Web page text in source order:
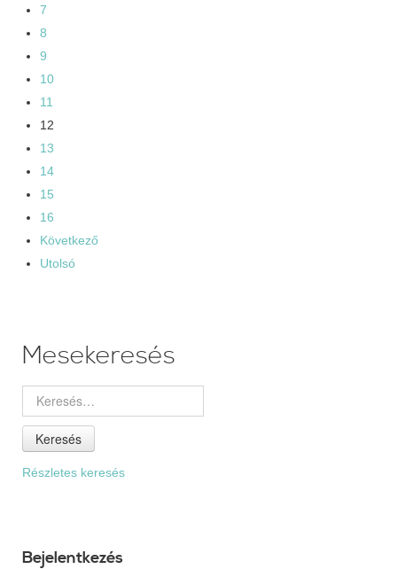
7
8
9
10
11
12
13
14
15
16
Következő
Utolsó
Mesekeresés
Keresés
Részletes keresés
Bejelentkezés